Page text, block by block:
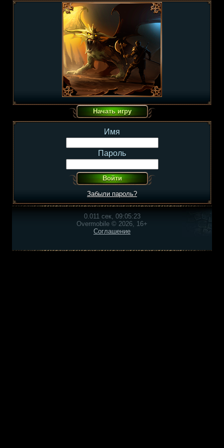
Имя
Пароль
Забыли пароль?
0.011 сек, 09:05:23
Overmobile © 2026, 16+
Соглашение